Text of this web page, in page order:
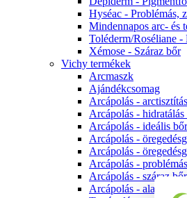
Hyséac - Problémás,
Mindennapos arc- és
Toléderm/Roséliane -
Xémose - Száraz bőr
Vichy termékek
Arcmaszk
Ajándékcsomag
Arcápolás -
Arcápolás -
Arcápolás - ideális
Arcápolás -
Arcápolás -
Arcápolás -
Arcápolás - száraz
Arcápolás - alapozók